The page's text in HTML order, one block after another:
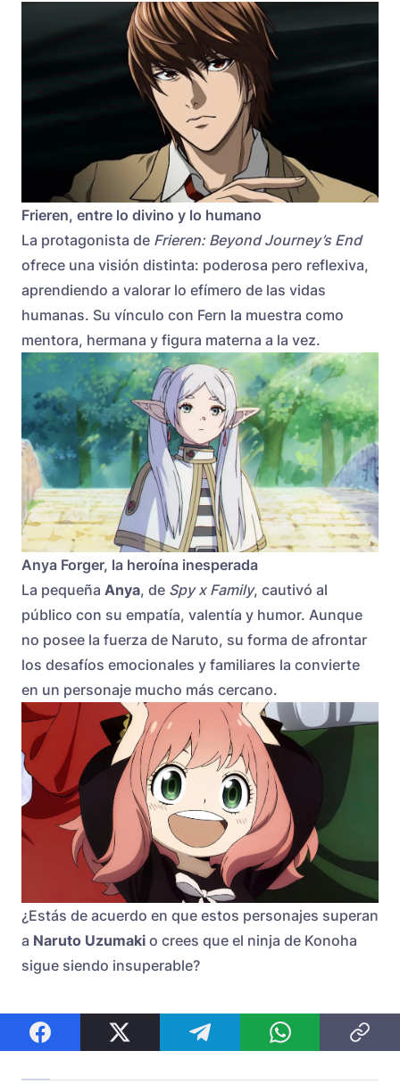
Frieren, entre lo divino y lo humano
La protagonista de Frieren: Beyond Journey’s End
ofrece una visión distinta: poderosa pero reflexiva,
aprendiendo a valorar lo efímero de las vidas
humanas. Su vínculo con Fern la muestra como
mentora, hermana y figura materna a la vez.
Anya Forger, la heroína inesperada
La pequeña Anya, de Spy x Family, cautivó al
público con su empatía, valentía y humor. Aunque
no posee la fuerza de Naruto, su forma de afrontar
los desafíos emocionales y familiares la convierte
en un personaje mucho más cercano.
¿Estás de acuerdo en que estos personajes superan
a Naruto Uzumaki o crees que el ninja de Konoha
sigue siendo insuperable?